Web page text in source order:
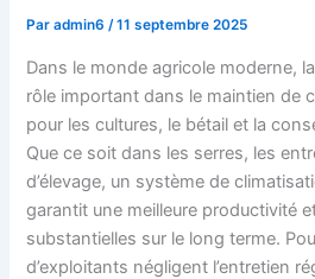
Paradmin6/11 septembre 2025
Dans le monde agricole moderne,
rôle important dans le maintien de
pour les cultures, le bétail et la
Que ce soit dans les serres, les
d’élevage, un système de
garantit une meilleure productivité
substantielles sur le long terme.
d’exploitants négligent l’entretien